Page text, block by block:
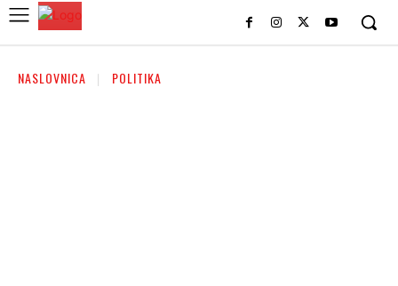
NASLOVNICA POLITIKA